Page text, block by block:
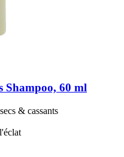
Shampoo, 60 ml
& cassants